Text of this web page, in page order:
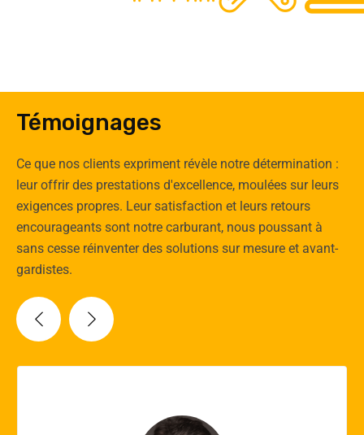
Experts
Témoignages
Ce que nos clients expriment révèle notre détermination :
leur offrir des prestations d'excellence, moulées sur leurs
exigences propres. Leur satisfaction et leurs retours
encourageants sont notre carburant, nous poussant à
sans cesse réinventer des solutions sur mesure et avant-
gardistes.